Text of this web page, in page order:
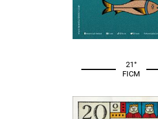
21°
FICM